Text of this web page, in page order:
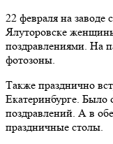
22 февраля на
Ялуторовске
поздравлениями. На
фотозоны.
Также празднично
Екатеринбурге. Было
поздравлений. А в
праздничные столы.